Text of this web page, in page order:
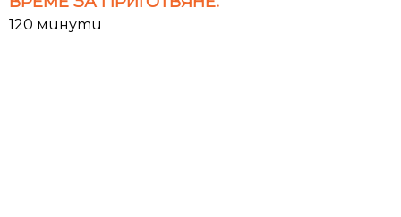
120 минути